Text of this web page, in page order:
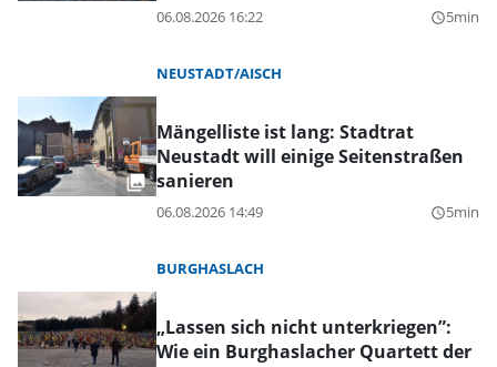
06.08.2026 16:22 query_builder5min
NEUSTADT/AISCH
Mängelliste ist lang: Stadtrat
Neustadt will einige Seitenstraßen
sanieren
06.08.2026 14:49 query_builder5min
BURGHASLACH
„Lassen sich nicht unterkriegen”:
Wie ein Burghaslacher Quartett der